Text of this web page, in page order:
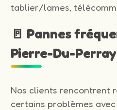
tablier/lames,
🚪 Pannes
Pierre-Du-Perray
Nos clients rencontrent
certains problèmes